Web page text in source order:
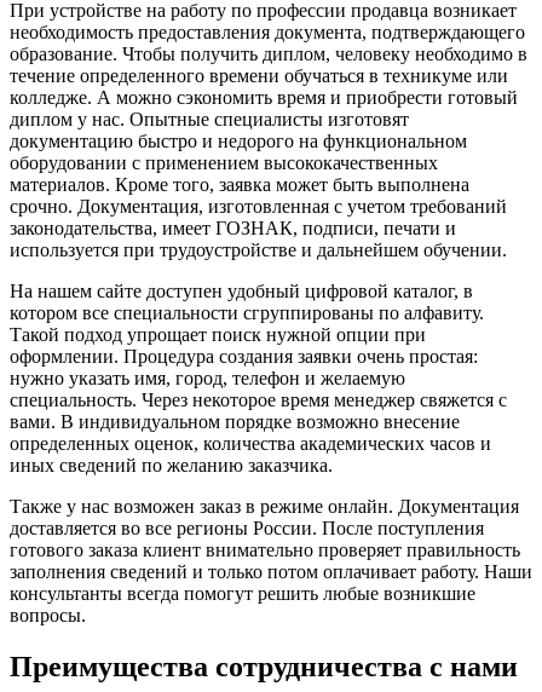
При устройстве на работу по профессии продавца возникает
необходимость предоставления документа, подтверждающего
образование. Чтобы получить диплом, человеку необходимо в
течение определенного времени обучаться в техникуме или
колледже. А можно сэкономить время и приобрести готовый
диплом у нас. Опытные специалисты изготовят
документацию быстро и недорого на функциональном
оборудовании с применением высококачественных
материалов. Кроме того, заявка может быть выполнена
срочно. Документация, изготовленная с учетом требований
законодательства, имеет ГОЗНАК, подписи, печати и
используется при трудоустройстве и дальнейшем обучении.
На нашем сайте доступен удобный цифровой каталог, в
котором все специальности сгруппированы по алфавиту.
Такой подход упрощает поиск нужной опции при
оформлении. Процедура создания заявки очень простая:
нужно указать имя, город, телефон и желаемую
специальность. Через некоторое время менеджер свяжется с
вами. В индивидуальном порядке возможно внесение
определенных оценок, количества академических часов и
иных сведений по желанию заказчика.
Также у нас возможен заказ в режиме онлайн. Документация
доставляется во все регионы России. После поступления
готового заказа клиент внимательно проверяет правильность
заполнения сведений и только потом оплачивает работу. Наши
консультанты всегда помогут решить любые возникшие
вопросы.
Преимущества сотрудничества с нами